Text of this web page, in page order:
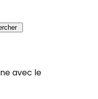
avec le